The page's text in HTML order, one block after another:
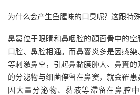
为什么会产生鱼腥味的口臭呢？这跟特
鼻窦位于眼睛和鼻咽腔的顏面骨中的
口腔、鼻腔相通。而鼻竇炎多是因感
等刺激鼻空，引起鼻黏膜肿大、鼻竇
的分泌物与细菌停留在鼻窦，就会罹
因大量分泌物、黏液等滯留在鼻腔